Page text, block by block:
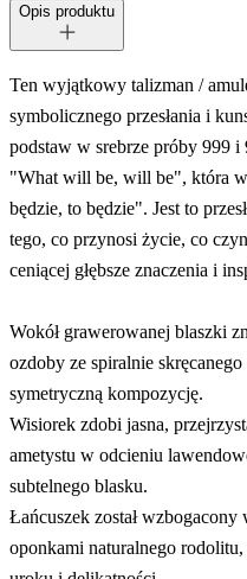
Opis produktu
Ten wyjątkowy talizman /
symbolicznego przesłania i
podstaw w srebrze próby 999 i
"What will be, will be", która
będzie, to będzie". Jest to
tego, co przynosi życie, co
ceniącej głębsze znaczenia i
Wokół grawerowanej blaszki
ozdoby ze spiralnie
symetryczną kompozycję.
Wisiorek zdobi jasna,
ametystu w odcieniu
subtelnego blasku.
Łańcuszek został
oponkami naturalnego